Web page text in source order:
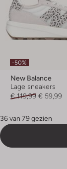
-50%
New Balance
Lage sneakers
€ 119,99 € 59,99
36 van 79 gezien